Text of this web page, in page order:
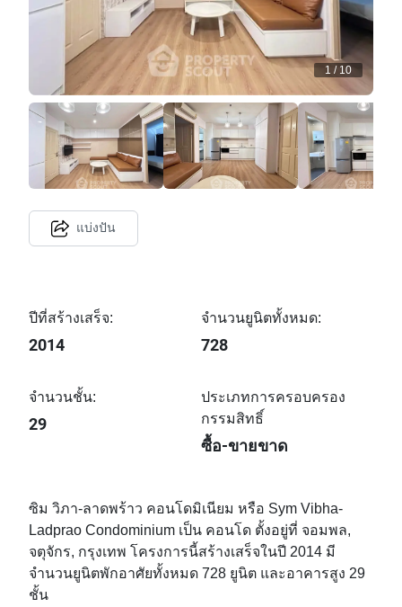
1 / 10
แบ่งปัน
ปีที่สร้างเสร็จ:
2014
จำนวนยูนิตทั้งหมด:
728
จำนวนชั้น:
29
ประเภทการครอบครอง
กรรมสิทธิ์
ซื้อ-ขายขาด
ซิม วิภา-ลาดพร้าว คอนโดมิเนียม หรือ Sym Vibha-
Ladprao Condominium เป็น คอนโด ตั้งอยู่ที่ จอมพล,
จตุจักร, กรุงเทพ โครงการนี้สร้างเสร็จในปี 2014 มี
จำนวนยูนิตพักอาศัยทั้งหมด 728 ยูนิต และอาคารสูง 29
ชั้น